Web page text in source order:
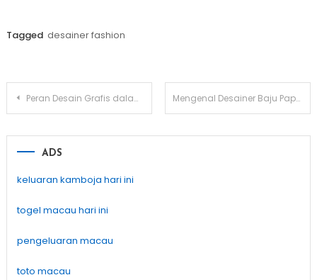
Tagged desainer fashion
Post
Peran Desain Grafis dalam Mempromosikan Produk Lokal Mengenal Desainer Baju Papan Atas di Indonesia
ADS
keluaran kamboja hari ini
togel macau hari ini
pengeluaran macau
toto macau